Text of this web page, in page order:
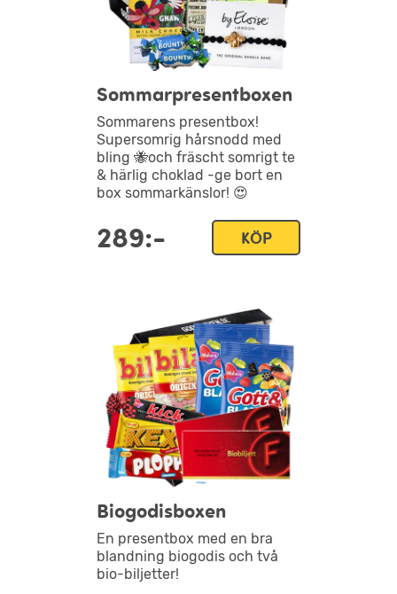
Sommarpresentboxen
Sommarens presentbox!
Supersomrig hårsnodd med
bling 🐝och fräscht somrigt te
& härlig choklad -ge bort en
box sommarkänslor! 😍
289:- KÖP
Biogodisboxen
En presentbox med en bra
blandning biogodis och två
bio-biljetter!